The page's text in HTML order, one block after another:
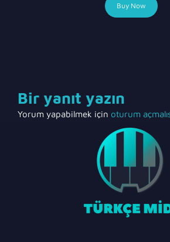
Buy Now
Bir yanıt yazın
Yorum yapabilmek için oturum